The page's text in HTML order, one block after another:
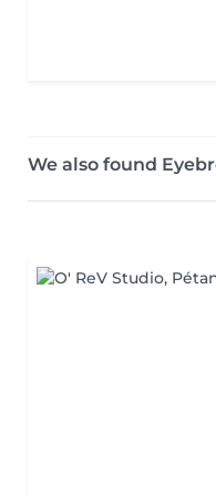
We also found